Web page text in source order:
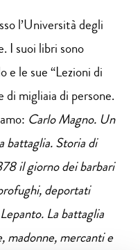
l’Università degli
I suoi libri sono
e le sue “Lezioni di
di migliaia di persone.
Carlo Magno. Un
battaglia. Storia di
il giorno dei barbari
deportati
Lepanto. La battaglia
madonne, mercanti e